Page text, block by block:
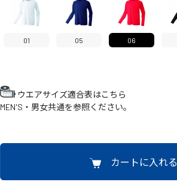
01 05 06
ウエアサイズ適合表はこちら
MEN'S・男女共通を参照ください。
カートに入れる